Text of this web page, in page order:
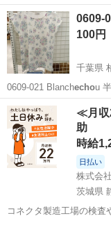
ります。 簡易検品出品
りますので状態が気にな
す。 こちらの記載なし著
神奈川 横浜市
0609-
100円
千葉県
0609-021 Blanchechou 半袖カ
スレ、キズ、落としきれ
認ください ・お値引き
千葉 柏市 カッ
≪月収
助
時給
日払い
株式会
茨城県
コネクタ製造工場の検査